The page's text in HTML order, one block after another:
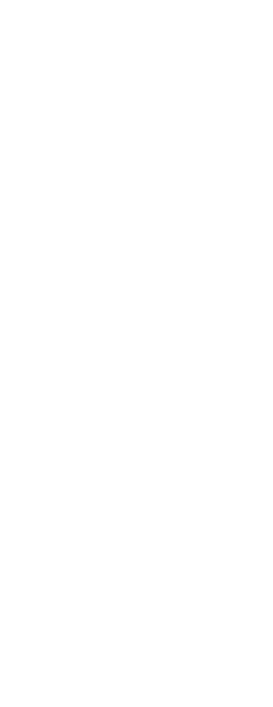
gering bleibt. Sie muss
die die Sicherheit und
oder sie selbst
Person nicht
vollständig aufgehoben
ist auf Antrag der
nur nach
zulässig. Dies gilt nicht
des Erwirkens einer solchen
entsprechend ihrer
gesondert
Die Behandlung soll
der Kinder- und
die psychisch kranke
notwendige
Maßnahmen, die